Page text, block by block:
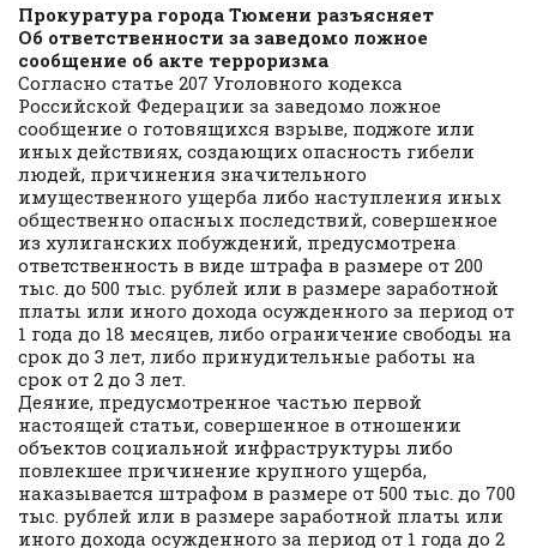
Прокуратура города Тюмени разъясняет
Об ответственности за заведомо ложное
сообщение об акте терроризма
Согласно статье 207 Уголовного кодекса
Российской Федерации за заведомо ложное
сообщение о готовящихся взрыве, поджоге или
иных действиях, создающих опасность гибели
людей, причинения значительного
имущественного ущерба либо наступления иных
общественно опасных последствий, совершенное
из хулиганских побуждений, предусмотрена
ответственность в виде штрафа в размере от 200
тыс. до 500 тыс. рублей или в размере заработной
платы или иного дохода осужденного за период от
1 года до 18 месяцев, либо ограничение свободы на
срок до 3 лет, либо принудительные работы на
срок от 2 до 3 лет.
Деяние, предусмотренное частью первой
настоящей статьи, совершенное в отношении
объектов социальной инфраструктуры либо
повлекшее причинение крупного ущерба,
наказывается штрафом в размере от 500 тыс. до 700
тыс. рублей или в размере заработной платы или
иного дохода осужденного за период от 1 года до 2